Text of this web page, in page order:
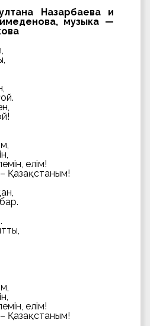
Назарбаева и
музыка —
елім!
– Қазақстаным!
елім!
– Қазақстаным!